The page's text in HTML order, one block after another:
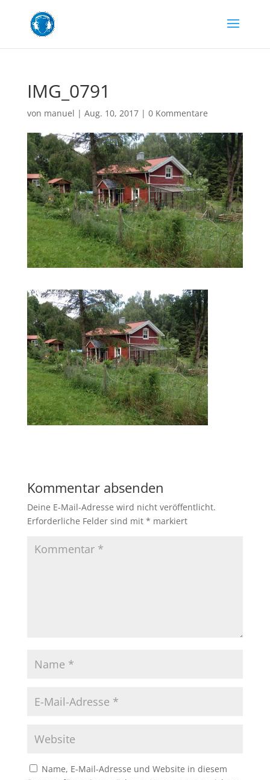
IMG_0791
von manuel | Aug. 10, 2017| 0 Kommentare
Kommentar absenden
Deine E-Mail-Adresse wird nicht veröffentlicht.
Erforderliche Felder sind mit * markiert
Name, E-Mail-Adresse und Website in diesem